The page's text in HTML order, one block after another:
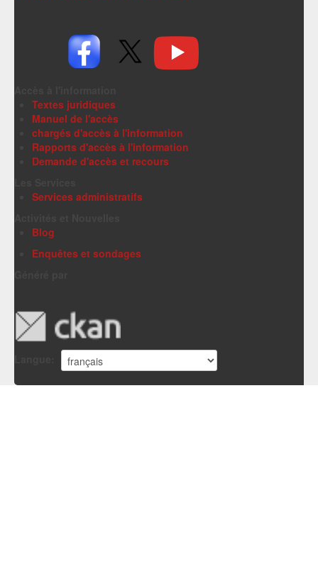
Textes juridiques
Manuel de l'accès
chargés d'accès à l'information
Rapports d'accès à l'information
Demande d'accès et recours
Services administratifs
Blog
Enquêtes et sondages